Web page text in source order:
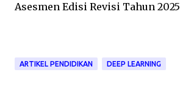
Asesmen Edisi Revisi Tahun 2025
ARTIKEL PENDIDIKAN DEEP LEARNING